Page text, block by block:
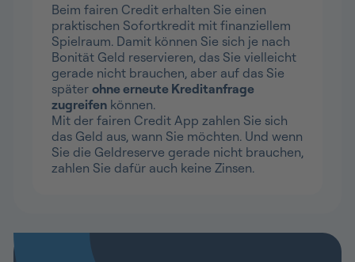
Beim fairen Credit erhalten Sie einen
praktischen Sofortkredit mit finanziellem
Spielraum. Damit können Sie sich je nach
Bonität Geld reservieren, das Sie vielleicht
gerade nicht brauchen, aber auf das Sie
später ohne erneute Kreditanfrage
zugreifen können.
Mit der fairen Credit App zahlen Sie sich
das Geld aus, wann Sie möchten. Und wenn
Sie die Geldreserve gerade nicht brauchen,
zahlen Sie dafür auch keine Zinsen.